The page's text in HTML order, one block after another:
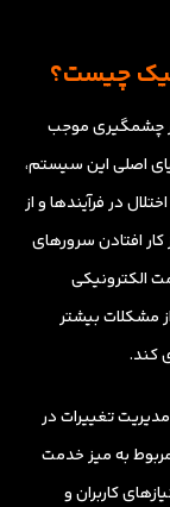
چیست؟
چشمگیری موجب
اصلی این سیستم،
در فرآیندها و از
افتادن سرورهای
الکترونیکی
مشکلات بیشتر
کند.
تغییرات در
به میز خدمت
کاربران و